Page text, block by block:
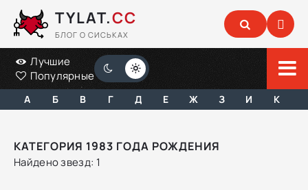
TYLAT.CC
БЛОГ О СИСЬКАХ
Лучшие
Популярные
А Б В Г Д Е Ж З И К
КАТЕГОРИЯ 1983 ГОДА РОЖДЕНИЯ
Найдено звезд: 1